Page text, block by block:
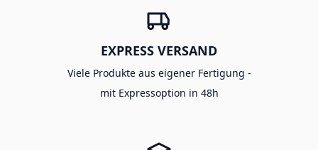
EXPRESS VERSAND
Viele Produkte aus eigener Fertigung -
mit Expressoption in 48h